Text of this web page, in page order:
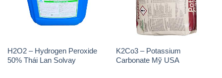
H2O2 – Hydrogen Peroxide
50% Thái Lan Solvay
K2Co3 – Potassium
Carbonate Mỹ USA